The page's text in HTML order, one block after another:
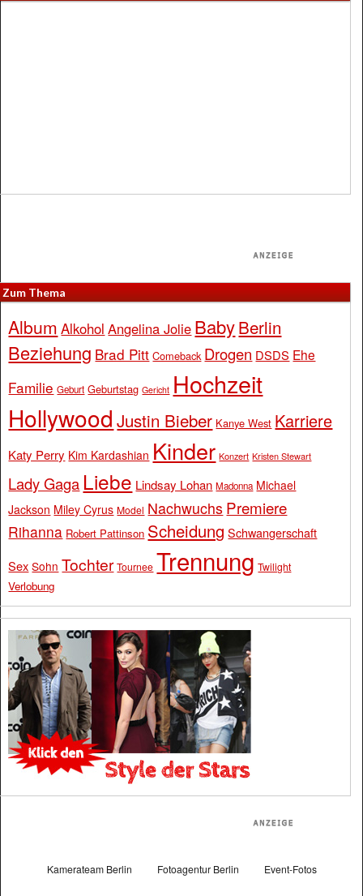
Zum Thema
Album Alkohol Angelina Jolie BabyBerlin
Beziehung Brad Pitt Comeback Drogen DSDS Ehe
Familie Geburt Geburtstag Gericht Hochzeit
Hollywood Justin Bieber Kanye West Karriere
Katy Perry Kim Kardashian Kinder Konzert Kristen Stewart
Lady Gaga Liebe Lindsay Lohan Madonna Michael
Jackson Miley Cyrus Model Nachwuchs Premiere
Rihanna Robert Pattinson Scheidung Schwangerschaft
Sex Sohn Tochter Tournee Trennung Twilight
Verlobung
Kamerateam Berlin Fotoagentur Berlin Event-Fotos